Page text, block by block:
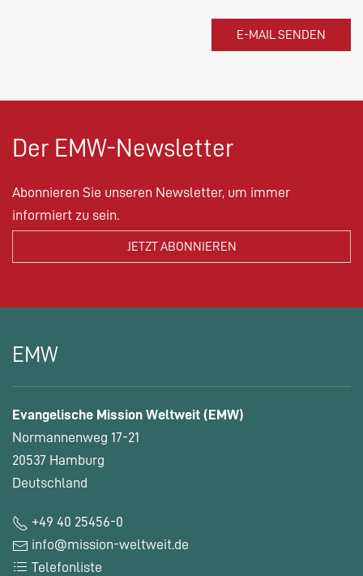
Der EMW-Newsletter
Abonnieren Sie unseren Newsletter, um immer
informiert zu sein.
EMW
Evangelische Mission Weltweit (EMW)
Normannenweg 17-21
20537 Hamburg
Deutschland
+49 40 25456-0
info@mission-weltweit.de
Telefonliste